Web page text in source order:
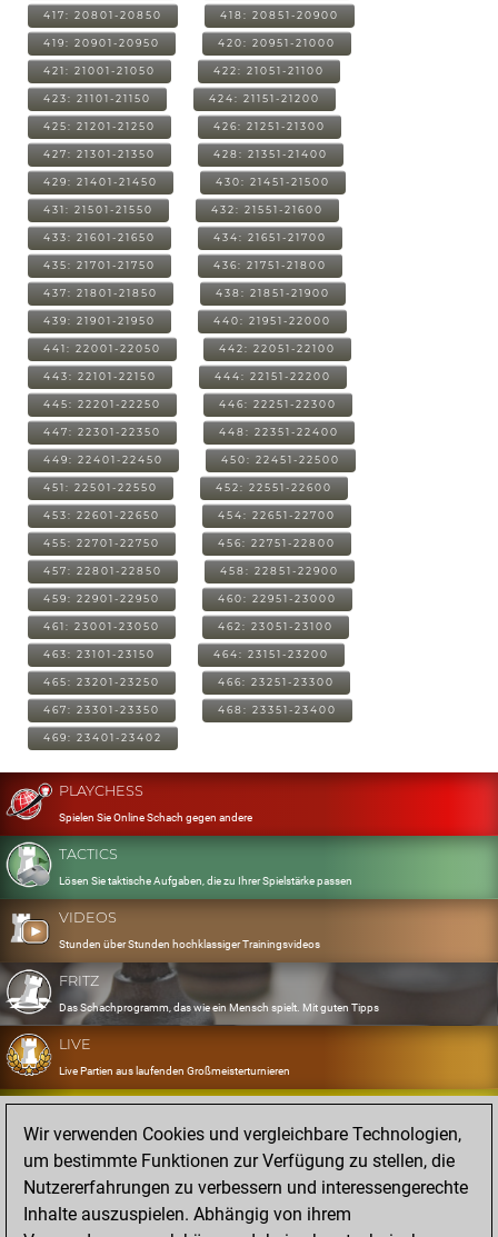
417: 20801-20850 418: 20851-20900
419: 20901-20950 420: 20951-21000
421: 21001-21050 422: 21051-21100
423: 21101-21150 424: 21151-21200
425: 21201-21250 426: 21251-21300
427: 21301-21350 428: 21351-21400
429: 21401-21450 430: 21451-21500
431: 21501-21550 432: 21551-21600
433: 21601-21650 434: 21651-21700
435: 21701-21750 436: 21751-21800
437: 21801-21850 438: 21851-21900
439: 21901-21950 440: 21951-22000
441: 22001-22050 442: 22051-22100
443: 22101-22150 444: 22151-22200
445: 22201-22250 446: 22251-22300
447: 22301-22350 448: 22351-22400
449: 22401-22450 450: 22451-22500
451: 22501-22550 452: 22551-22600
453: 22601-22650 454: 22651-22700
455: 22701-22750 456: 22751-22800
457: 22801-22850 458: 22851-22900
459: 22901-22950 460: 22951-23000
461: 23001-23050 462: 23051-23100
463: 23101-23150 464: 23151-23200
465: 23201-23250 466: 23251-23300
467: 23301-23350 468: 23351-23400
469: 23401-23402
PLAYCHESS
Spielen Sie Online Schach gegen andere
TACTICS
Lösen Sie taktische Aufgaben, die zu Ihrer Spielstärke passen
VIDEOS
Stunden über Stunden hochklassiger Trainingsvideos
FRITZ
Das Schachprogramm, das wie ein Mensch spielt. Mit guten Tipps
LIVE
Live Partien aus laufenden Großmeisterturnieren
OPENINGS
Erfassen und Üben Sie Ihr Eröffnungsrepertoire
DATABASE
Acht Millionen starke Partien
Wir verwenden Cookies und vergleichbare Technologien,
um bestimmte Funktionen zur Verfügung zu stellen, die
Nutzererfahrungen zu verbessern und interessengerechte
Inhalte auszuspielen. Abhängig von ihrem